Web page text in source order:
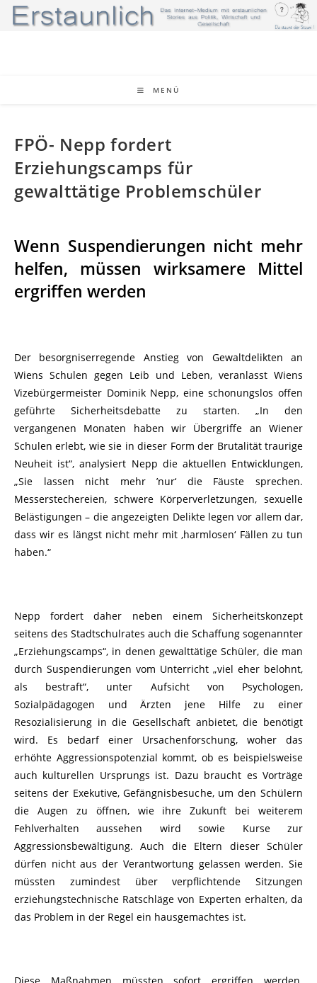
Zum
Inhalt
MENÜ
FPÖ- Nepp fordert
Erziehungscamps für
gewalttätige Problemschüler
Wenn Suspendierungen nicht mehr
helfen, müssen wirksamere Mittel
ergriffen werden
Der besorgniserregende Anstieg von Gewaltdelikten an
Wiens Schulen gegen Leib und Leben, veranlasst Wiens
Vizebürgermeister Dominik Nepp, eine schonungslos offen
geführte Sicherheitsdebatte zu starten. „In den
vergangenen Monaten haben wir Übergriffe an Wiener
Schulen erlebt, wie sie in dieser Form der Brutalität traurige
Neuheit ist“, analysiert Nepp die aktuellen Entwicklungen,
„Sie lassen nicht mehr ’nur‘ die Fäuste sprechen.
Messerstechereien, schwere Körperverletzungen, sexuelle
Belästigungen – die angezeigten Delikte legen vor allem dar,
dass wir es längst nicht mehr mit ‚harmlosen‘ Fällen zu tun
haben.“
Nepp fordert daher neben einem Sicherheitskonzept
seitens des Stadtschulrates auch die Schaffung sogenannter
„Erziehungscamps“, in denen gewalttätige Schüler, die man
durch Suspendierungen vom Unterricht „viel eher belohnt,
als bestraft“, unter Aufsicht von Psychologen,
Sozialpädagogen und Ärzten jene Hilfe zu einer
Resozialisierung in die Gesellschaft anbietet, die benötigt
wird. Es bedarf einer Ursachenforschung, woher das
erhöhte Aggressionspotenzial kommt, ob es beispielsweise
auch kulturellen Ursprungs ist. Dazu braucht es Vorträge
seitens der Exekutive, Gefängnisbesuche, um den Schülern
die Augen zu öffnen, wie ihre Zukunft bei weiterem
Fehlverhalten aussehen wird sowie Kurse zur
Aggressionsbewältigung. Auch die Eltern dieser Schüler
dürfen nicht aus der Verantwortung gelassen werden. Sie
müssten zumindest über verpflichtende Sitzungen
erziehungstechnische Ratschläge von Experten erhalten, da
das Problem in der Regel ein hausgemachtes ist.